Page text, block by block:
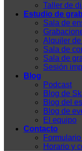
Taller de
Estudio de
Sala de
Alquiler
Sala de
Sala de
Sesión
Blog
Podcast
Blog de
Blog del
Blog de
El equipo
Contacto
Horario y